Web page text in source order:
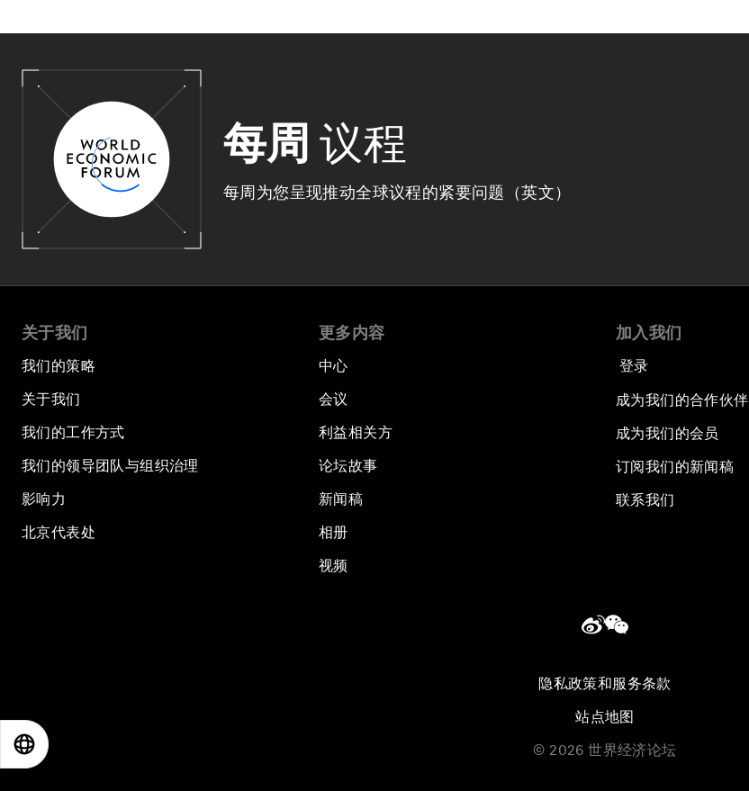
每周 议程
每周为您呈现推动全球议程的紧要问题（英文）
关于我们
我们的策略
关于我们
我们的工作方式
我们的领导团队与组织治理
影响力
北京代表处
更多内容
中心
会议
利益相关方
论坛故事
新闻稿
相册
视频
加入我们
登录
成为我们的合作伙伴
成为我们的会员
订阅我们的新闻稿
联系我们
隐私政策和服务条款
站点地图
© 2026 世界经济论坛